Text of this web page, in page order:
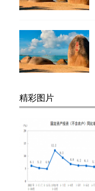
精彩图片
国家统计局：前10个